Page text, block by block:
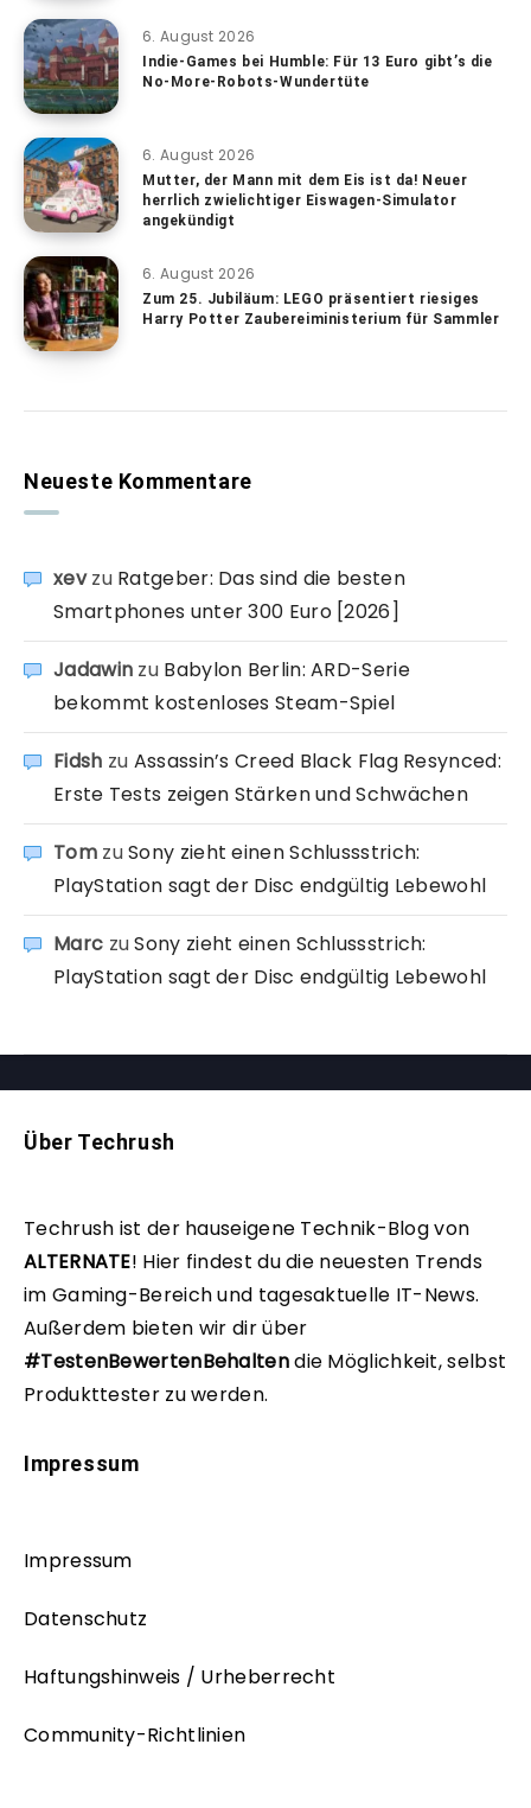
6. August 2026
Indie-Games bei Humble: Für 13 Euro gibt’s die
No-More-Robots-Wundertüte
6. August 2026
Mutter, der Mann mit dem Eis ist da! Neuer
herrlich zwielichtiger Eiswagen-Simulator
angekündigt
6. August 2026
Zum 25. Jubiläum: LEGO präsentiert riesiges
Harry Potter Zaubereiministerium für Sammler
Neueste Kommentare
xevzu Ratgeber: Das sind die besten
Smartphones unter 300 Euro [2026]
Jadawin zu Babylon Berlin: ARD-Serie
bekommt kostenloses Steam-Spiel
Fidsh zu Assassin’s Creed Black Flag Resynced:
Erste Tests zeigen Stärken und Schwächen
TomzuSony zieht einen Schlussstrich:
PlayStation sagt der Disc endgültig Lebewohl
Marc zuSony zieht einen Schlussstrich:
PlayStation sagt der Disc endgültig Lebewohl
Über Techrush
Techrush ist der hauseigene Technik-Blog von
ALTERNATE! Hier findest du die neuesten Trends
im Gaming-Bereich und tagesaktuelle IT-News.
Außerdem bieten wir dir über
#TestenBewertenBehaltendie Möglichkeit, selbst
Produkttester zu werden.
Impressum
Impressum
Datenschutz
Haftungshinweis / Urheberrecht
Community-Richtlinien